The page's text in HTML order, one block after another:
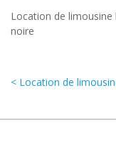
Location de limousine
noire
< Location de